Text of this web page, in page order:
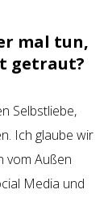
mal tun,
getraut?
Selbstliebe,
Ich glaube wir
vom Außen
Media und